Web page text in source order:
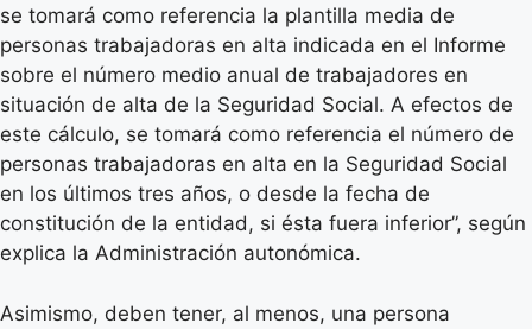
se tomará como referencia la plantilla media de
personas trabajadoras en alta indicada en el Informe
sobre el número medio anual de trabajadores en
situación de alta de la Seguridad Social. A efectos de
este cálculo, se tomará como referencia el número de
personas trabajadoras en alta en la Seguridad Social
en los últimos tres años, o desde la fecha de
constitución de la entidad, si ésta fuera inferior”, según
explica la Administración autonómica.
Asimismo, deben tener, al menos, una persona